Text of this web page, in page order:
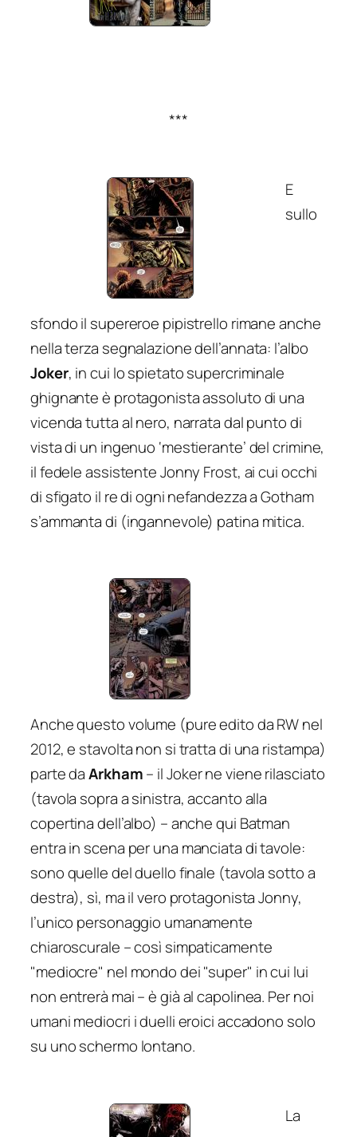
***
E
sullo
sfondo il supereroe pipistrello rimane anche
nella terza segnalazione dell’annata: l’albo
Joker, in cui lo spietato supercriminale
ghignante è protagonista assoluto di una
vicenda tutta al nero, narrata dal punto di
vista di un ingenuo ‘mestierante’ del crimine,
il fedele assistente Jonny Frost, ai cui occhi
di sfigato il re di ogni nefandezza a Gotham
s’ammanta di (ingannevole) patina mitica.
Anche questo volume (pure edito da RW nel
2012, e stavolta non si tratta di una ristampa)
parte daArkham– il Joker ne viene rilasciato
(tavola sopra a sinistra, accanto alla
copertina dell’albo) – anche qui Batman
entra in scena per una manciata di tavole:
sono quelle del duello finale (tavola sotto a
destra), sì, ma il vero protagonista Jonny,
l’unico personaggio umanamente
chiaroscurale – così simpaticamente
"mediocre" nel mondo dei "super" in cui lui
non entrerà mai – è già al capolinea. Per noi
umani mediocri i duelli eroici accadono solo
su uno schermo lontano.
La